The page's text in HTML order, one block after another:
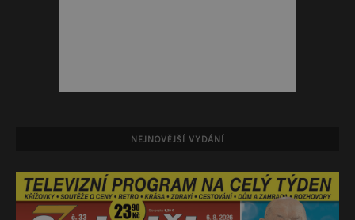
NEJNOVĚJŠÍ VYDÁNÍ